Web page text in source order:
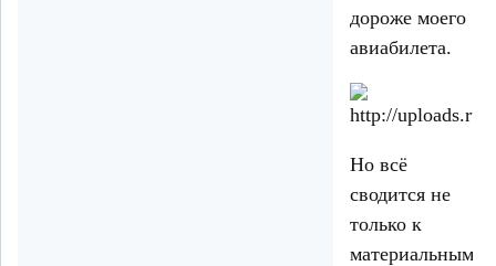
дороже моего
авиабилета.
Но всё
сводится не
только к
материальным